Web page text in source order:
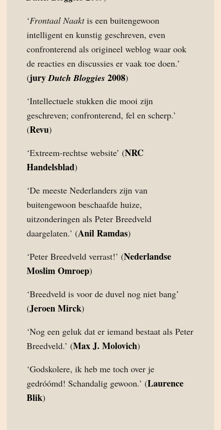
‘Frontaal Naaktis een buitengewoon
intelligent en kunstig geschreven, even
confronterend als origineel weblog waar ook
de reacties en discussies er vaak toe doen.’
(juryDutch Bloggies 2008)
‘Intellectuele stukken die mooi zijn
geschreven; confronterend, fel en scherp.’
(Revu)
‘Extreem-rechtse website’ (NRC
Handelsblad)
‘De meeste Nederlanders zijn van
buitengewoon beschaafde huize,
uitzonderingen als Peter Breedveld
daargelaten.’ (Anil Ramdas)
‘Peter Breedveld verrast!’ (Nederlandse
Moslim Omroep)
‘Breedveld is voor de duvel nog niet bang’
(Jeroen Mirck)
‘Nog een geluk dat er iemand bestaat als Peter
Breedveld.’ (Max J. Molovich)
‘Godskolere, ik heb me toch over je
gedróómd! Schandalig gewoon.’ (Laurence
Blik)